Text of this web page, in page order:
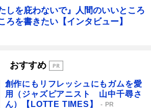
しを庇わないで』人間のいいところ
ろを書きたい【インタビュー】
おすすめ
創作にもリフレッシュにもガムを愛
用（ジャズピアニスト 山中千尋さ
ん）【LOTTE TIMES】
PR